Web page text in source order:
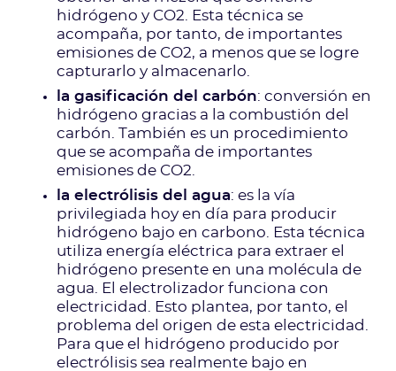
hidrógeno y CO2. Esta técnica se
acompaña, por tanto, de importantes
emisiones de CO2, a menos que se logre
capturarlo y almacenarlo.
la gasificación del carbón: conversión en
hidrógeno gracias a la combustión del
carbón. También es un procedimiento
que se acompaña de importantes
emisiones de CO2.
la electrólisis del agua: es la vía
privilegiada hoy en día para producir
hidrógeno bajo en carbono. Esta técnica
utiliza energía eléctrica para extraer el
hidrógeno presente en una molécula de
agua. El electrolizador funciona con
electricidad. Esto plantea, por tanto, el
problema del origen de esta electricidad.
Para que el hidrógeno producido por
electrólisis sea realmente bajo en